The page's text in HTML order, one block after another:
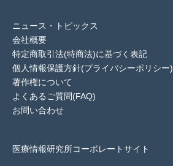
ニュース・トピックス
会社概要
特定商取引法(特商法)に基づく表記
個人情報保護方針(プライバシーポリシー)
著作権について
よくあるご質問(FAQ)
お問い合わせ
医療情報研究所コーポレートサイト